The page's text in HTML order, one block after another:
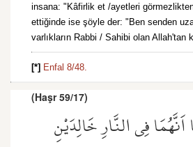
insana: "Kâfirlik et /ayetleri
ettiğinde ise şöyle der: "Ben senden
varlıkların Rabbi / Sahibi olan Allah'tan
[*] Enfal 8/48.
(Haşr 59/17)
فِي النَّارِ خَالِدَيْنِ